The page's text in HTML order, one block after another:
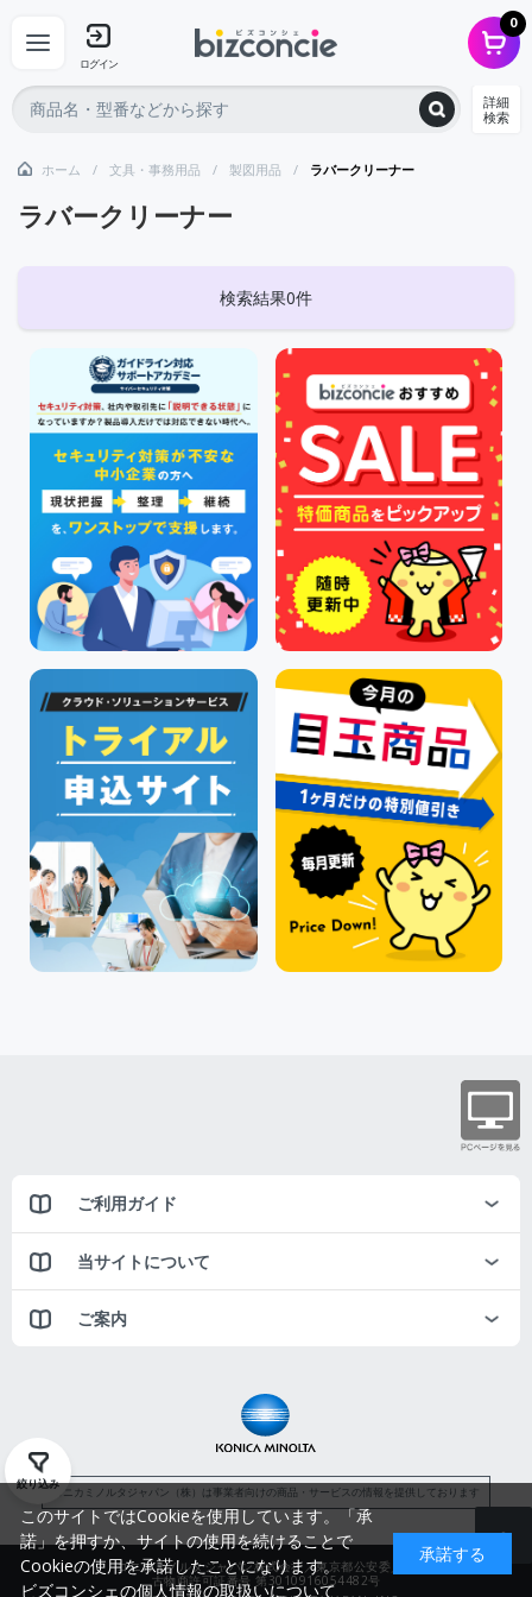
ログイン
0
詳細
検索
ホーム 文具・事務用品 製図用品 ラバークリーナー
ラバークリーナー
検索結果0件
絞り込み
ご利用ガイド
当サイトについて
ご案内
コニカミノルタジャパン（株）は事業者向けの商品・サービスの情報を提供しております
コニカミノルタジャパン株式会社／東京都公安委員会
古物商許可証番号 第3010916054482号
このサイトではCookieを使用しています。「承
諾」を押すか、サイトの使用を続けることで
Cookieの使用を承諾したことになります。
ビズコンシェの個人情報の取扱いについて
承諾する